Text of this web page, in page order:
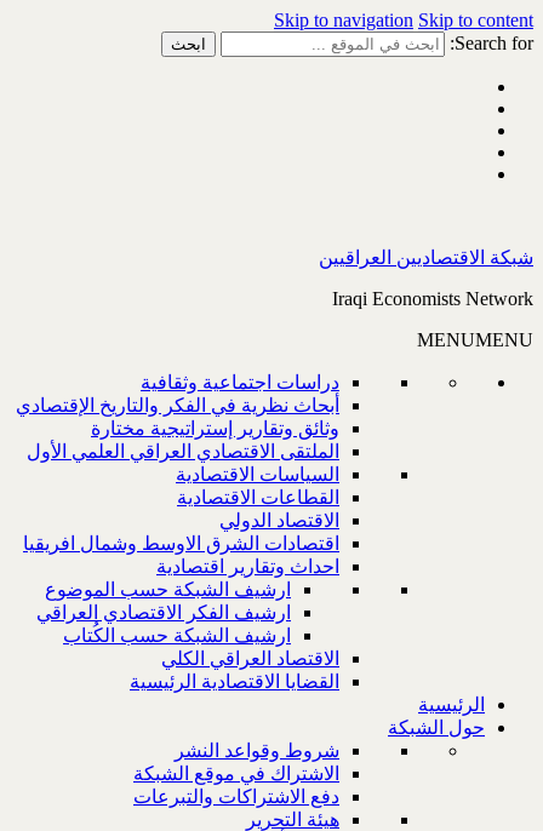
Skip to navigation Skip to content
Search for:
شبكة الاقتصاديين العراقيين
Iraqi Economists Network
MENUMENU
دراسات اجتماعية وثقافية
أبحاث نظرية في الفكر والتاريخ الإقتصادي
وثائق وتقارير إستراتيجية مختارة
الملتقى الاقتصادي العراقي العلمي الأول
السياسات الاقتصادية
القطاعات الاقتصادية
الاقتصاد الدولي
اقتصادات الشرق الاوسط وشمال افريقيا
احداث وتقارير اقتصادية
ارشيف الشبكة حسب الموضوع
ارشيف الفكر الاقتصادي العراقي
ارشيف الشبكة حسب الكُتاب
الاقتصاد العراقي الكلي
القضايا الاقتصادية الرئيسية
الرئيسية
حول الشبكة
شروط وقواعد النشر
الاشتراك في موقع الشبكة
دفع الاشتراكات والتبرعات
هيئة التحرير